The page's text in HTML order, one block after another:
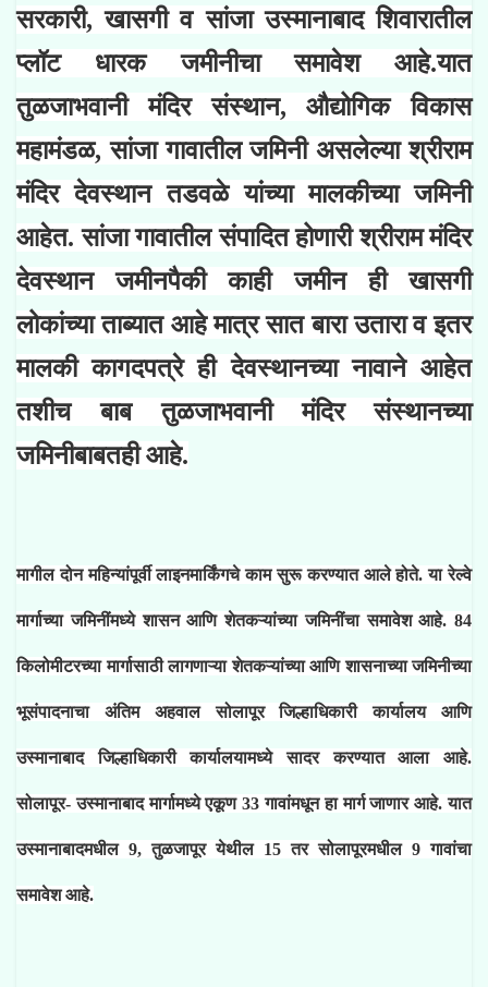
सरकारी, खासगी व सांजा उस्मानाबाद शिवारातील
प्लॉट धारक जमीनीचा समावेश आहे.यात
तुळजाभवानी मंदिर संस्थान, औद्योगिक विकास
महामंडळ, सांजा गावातील जमिनी असलेल्या श्रीराम
मंदिर देवस्थान तडवळे यांच्या मालकीच्या जमिनी
आहेत. सांजा गावातील संपादित होणारी श्रीराम मंदिर
देवस्थान जमीनपैकी काही जमीन ही खासगी
लोकांच्या ताब्यात आहे मात्र सात बारा उतारा व इतर
मालकी कागदपत्रे ही देवस्थानच्या नावाने आहेत
तशीच बाब तुळजाभवानी मंदिर संस्थानच्या
जमिनीबाबतही आहे.
मागील दोन महिन्यांपूर्वी लाइनमार्किंगचे काम सुरू करण्यात आले होते. या रेल्वे
मार्गाच्याजमिनींमध्ये शासन आणि शेतकऱ्यांच्या जमिनींचा समावेश आहे. 84
किलोमीटरच्या मार्गासाठी लागणाऱ्या शेतकऱ्यांच्या आणि शासनाच्या जमिनीच्या
भूसंपादनाचा अंतिम अहवाल सोलापूर जिल्हाधिकारी कार्यालय आणि
उस्मानाबाद जिल्हाधिकारी कार्यालयामध्ये सादर करण्यात आला आहे.
सोलापूर- उस्मानाबाद मार्गामध्ये एकूण 33 गावांमधून हा मार्ग जाणार आहे. यात
उस्मानाबादमधील 9, तुळजापूर येथील 15 तर सोलापूरमधील 9 गावांचा
समावेश आहे.